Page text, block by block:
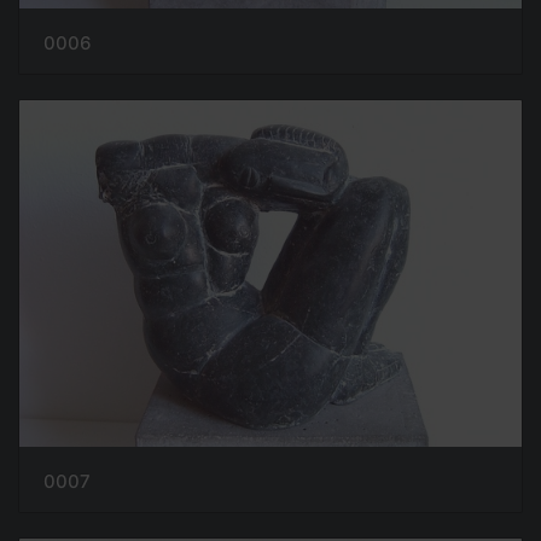
0006
0007